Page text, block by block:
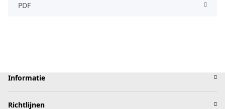
PDF
Informatie
Richtlijnen